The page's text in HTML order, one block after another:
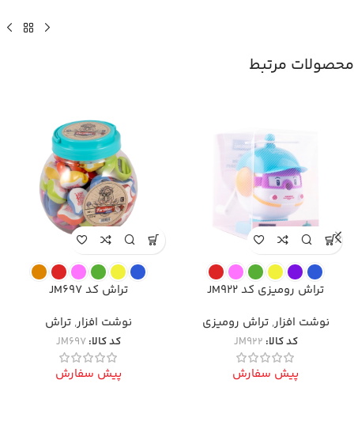
محصولات مرتبط
تراش رومیزی کد JM922
نوشت افزار,تراش رومیزی
کد کالا: JM922
پیش سفارش
تراش کد JM697
نوشت افزار, تراش
کد کالا:JM697
پیش سفارش